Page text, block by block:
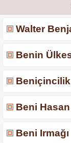
Walter
Benin
Beni Hasan
Beni Irmağı